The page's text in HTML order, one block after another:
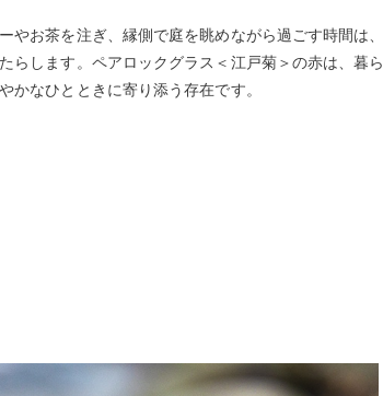
やお茶を注ぎ、縁側で庭を眺めながら過ごす時間は、
らします。ペアロックグラス＜江戸菊＞の赤は、暮ら
かなひとときに寄り添う存在です。